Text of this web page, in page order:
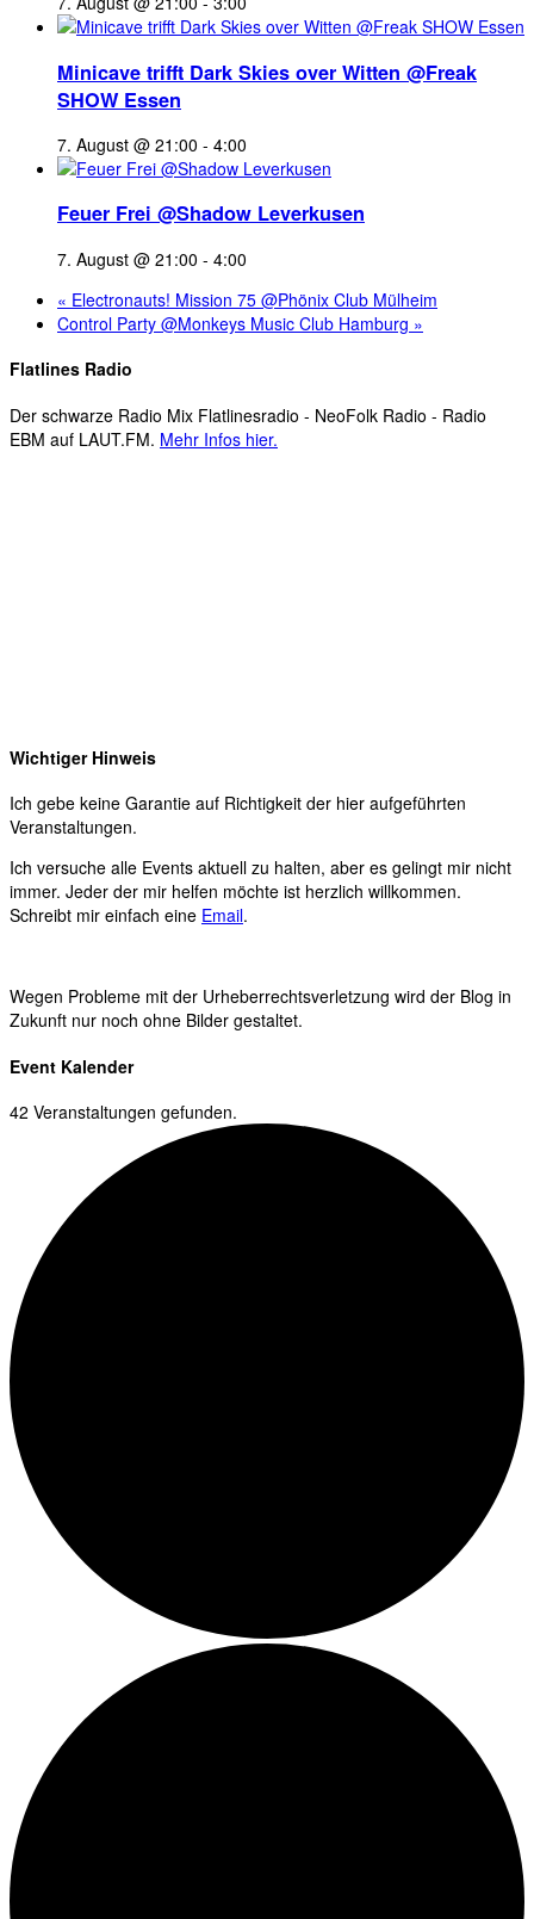
Minicave trifft Dark Skies over Witten @Freak
SHOW Essen
7. August @ 21:00 - 4:00
Feuer Frei @Shadow Leverkusen
7. August @ 21:00 - 4:00
« Electronauts! Mission 75 @Phönix Club Mülheim
Control Party @Monkeys Music Club Hamburg »
Flatlines Radio
Der schwarze Radio Mix Flatlinesradio - NeoFolk Radio - Radio
EBM auf LAUT.FM. Mehr Infos hier.
Wichtiger Hinweis
Ich gebe keine Garantie auf Richtigkeit der hier aufgeführten
Veranstaltungen.
Ich versuche alle Events aktuell zu halten, aber es gelingt mir nicht
immer. Jeder der mir helfen möchte ist herzlich willkommen.
Schreibt mir einfach eine Email.
Wegen Probleme mit der Urheberrechtsverletzung wird der Blog in
Zukunft nur noch ohne Bilder gestaltet.
Event Kalender
42 Veranstaltungen gefunden.